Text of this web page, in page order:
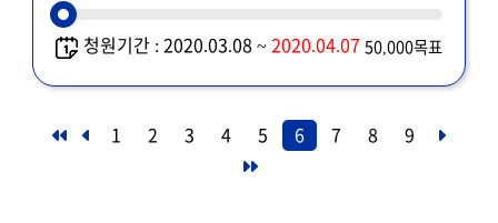
(방음벽 높이 및 길이
연장)를 촉구 하는바
입니다.
청원기간 : 2020.03.08 ~2020.04.07 50,000목표
1 2 3 4 5 6 7 8 9